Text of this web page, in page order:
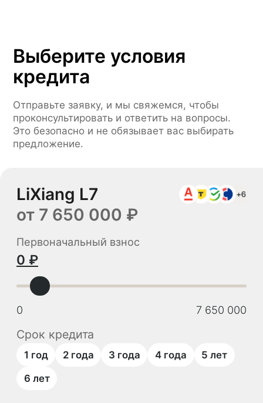
Отправьте заявку, и мы свяжемся, чтобы
проконсультировать и ответить на вопросы.
Это безопасно и не обязывает вас выбирать
предложение.
Выберите условия
кредита
Оформить заявку
Отправляя заявку вы соглашаетесь с
политикой обработки персональных
данных
программы кредитования,
первоначального взноса и параметров